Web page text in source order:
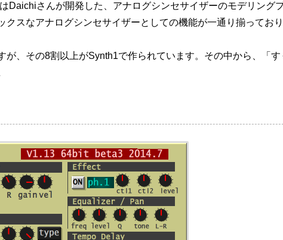
Daichiさんが開発した、アナログシンセサイザーのモデリング
スなアナログシンセサイザーとしての機能が一通り揃ってお
、その8割以上がSynth1で作られています。その中から、「